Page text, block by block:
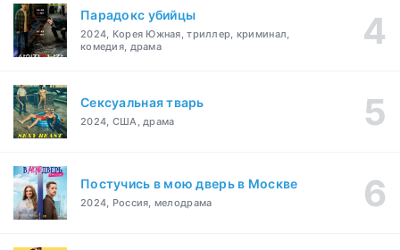
Парадокс убийцы
2024, Корея Южная, триллер, криминал,
комедия, драма
Сексуальная тварь
2024, США, драма
Постучись в мою дверь в Москве
2024, Россия, мелодрама